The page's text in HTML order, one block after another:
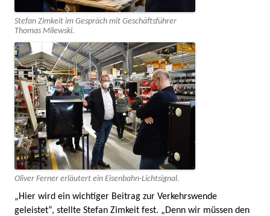
Stefan Zimkeit im Gespräch mit Geschäftsführer
Thomas Milewski.
Oliver Ferner erläutert ein Eisenbahn-Lichtsignal.
„Hier wird ein wichtiger Beitrag zur Verkehrswende
geleistet“, stellte Stefan Zimkeit fest. „Denn wir müssen den